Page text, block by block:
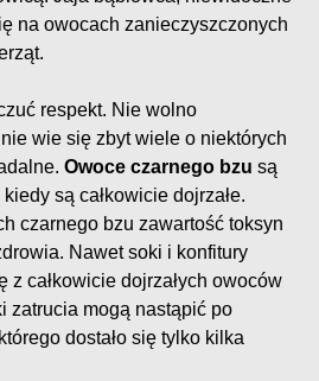
na owocach zanieczyszczonych
respekt. Nie wolno
wie się zbyt wiele o niektórych
Owoce czarnego bzu są
są całkowicie dojrzałe.
czarnego bzu zawartość toksyn
Nawet soki i konfitury
z całkowicie dojrzałych owoców
zatrucia mogą nastąpić po
dostało się tylko kilka